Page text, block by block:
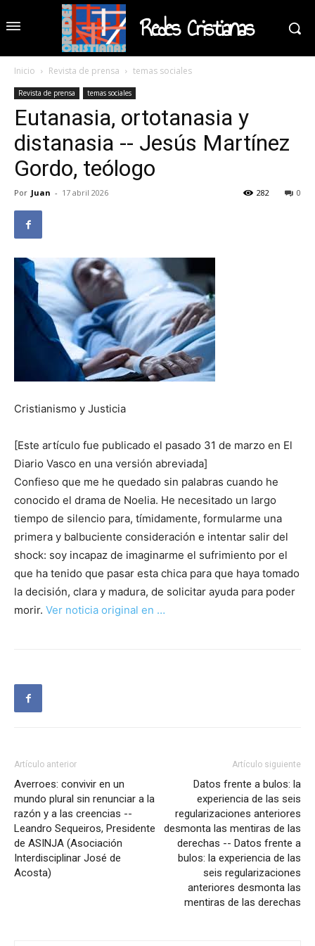
Redes Cristianas
Inicio Revista de prensa temas sociales
Revista de prensa temas sociales
Eutanasia, ortotanasia y
distanasia -- Jesús Martínez
Gordo, teólogo
Por Juan - 17 abril 2026 0
282
Cristianismo y Justicia
[Este artículo fue publicado el pasado 31 de marzo en El
Diario Vasco en una versión abreviada]
Confieso que me he quedado sin palabras cuando he
conocido el drama de Noelia. He necesitado un largo
tiempo de silencio para, tímidamente, formularme una
primera y balbuciente consideración e intentar salir del
shock: soy incapaz de imaginarme el sufrimiento por el
que ha tenido que pasar esta chica para que haya tomado
la decisión, clara y madura, de solicitar ayuda para poder
morir. Ver noticia original en …
Artículo anterior
Averroes: convivir en un
mundo plural sin renunciar a la
razón y a las creencias --
Leandro Sequeiros, Presidente
de ASINJA (Asociación
Interdisciplinar José de
Acosta)
Artículo siguiente
Datos frente a bulos: la
experiencia de las seis
regularizaciones anteriores
desmonta las mentiras de las
derechas -- Datos frente a
bulos: la experiencia de las
seis regularizaciones
anteriores desmonta las
mentiras de las derechas